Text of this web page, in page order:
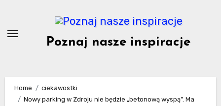
content
Poznaj nasze inspiracje
Home
ciekawostki
Nowy parking w Zdroju nie będzie „betonową wyspą”. Ma